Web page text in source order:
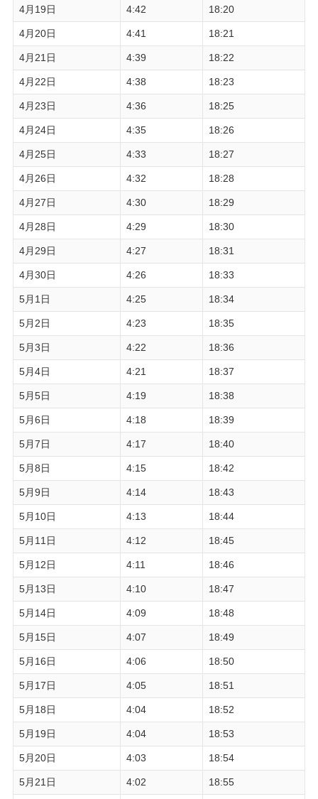
4月19日 4:42 18:20
4月20日 4:41 18:21
4月21日 4:39 18:22
4月22日 4:38 18:23
4月23日 4:36 18:25
4月24日 4:35 18:26
4月25日 4:33 18:27
4月26日 4:32 18:28
4月27日 4:30 18:29
4月28日 4:29 18:30
4月29日 4:27 18:31
4月30日 4:26 18:33
5月1日 4:25 18:34
5月2日 4:23 18:35
5月3日 4:22 18:36
5月4日 4:21 18:37
5月5日 4:19 18:38
5月6日 4:18 18:39
5月7日 4:17 18:40
5月8日 4:15 18:42
5月9日 4:14 18:43
5月10日 4:13 18:44
5月11日 4:12 18:45
5月12日 4:11 18:46
5月13日 4:10 18:47
5月14日 4:09 18:48
5月15日 4:07 18:49
5月16日 4:06 18:50
5月17日 4:05 18:51
5月18日 4:04 18:52
5月19日 4:04 18:53
5月20日 4:03 18:54
5月21日 4:02 18:55